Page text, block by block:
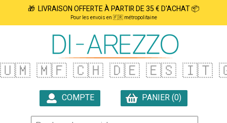
🎁 LIVRAISON OFFERTE À PARTIR DE 35 € D'ACHAT 📦
Pour les envois en 🇫🇷 métropolitaine
🇺🇲 🇲🇫 🇨🇭 🇩🇪 🇪🇸 🇮🇹
COMPTE
PANIER (0)